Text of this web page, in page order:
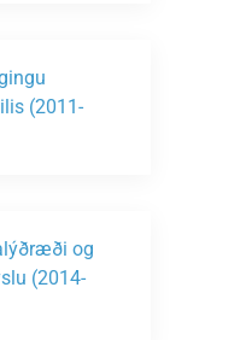
(2011-
og
(2014-